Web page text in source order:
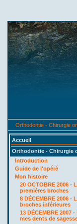
Orthodontie - Chirurgie
Accueil
Orthodontie - Chirurgie
Introduction
Guide de l'opéré
Mon histoire
20 OCTOBRE 2006 -
premières broches
8 DÉCEMBRE 2006 -
broches inférieures
13 DÉCEMBRE 2007
mes dents de